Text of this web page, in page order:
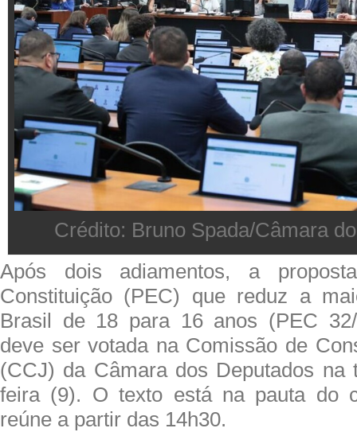
Crédito: Bruno Spada/Câmara
Após dois adiamentos, a
Constituição (PEC) que reduz a
Brasil de 18 para 16 anos (PEC
deve ser votada na Comissão de
(CCJ) da Câmara dos Deputados na
feira (9). O texto está na pauta do
reúne a partir das 14h30.